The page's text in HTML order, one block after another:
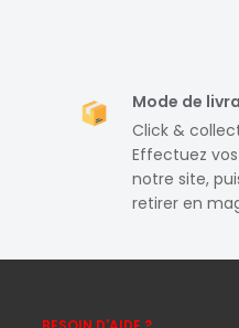
Mode de
Click &
Effectuez
notre site,
retirer en